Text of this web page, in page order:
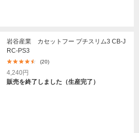
岩谷産業 カセットフー プチスリム3 CB-J
RC-PS3
(20)
4,240円
販売を終了しました（生産完了）